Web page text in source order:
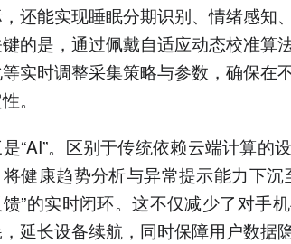
还能实现睡眠分期识别、情绪感知
的是，通过佩戴自适应动态校准算
实时调整采集策略与参数，确保在
。
“AI”。区别于传统依赖云端计算的
健康趋势分析与异常提示能力下
”的实时闭环。这不仅减少了对手
延长设备续航，同时保障用户数据